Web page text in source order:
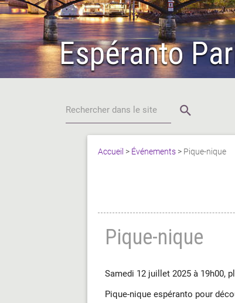
Espéranto
search
Accueil > Événements > Pique-nique
Pique-nique
Samedi 12 juillet 2025 à 19h00,
Pique-nique espéranto pour